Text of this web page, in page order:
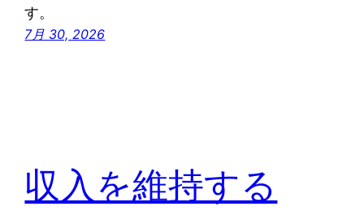
す。
7月 30, 2026
収入を維持する